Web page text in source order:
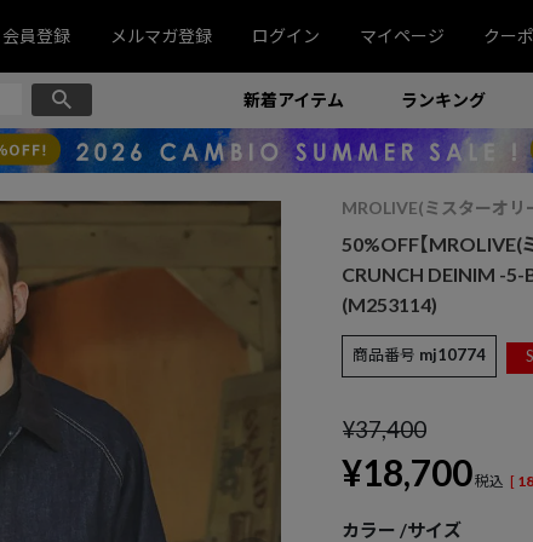
会員登録 メルマガ登録 ログイン マイページ クー
新着アイテム ランキング
MROLIVE(ミスターオリ
50%OFF【MROLIVE(
CRUNCH DEINIM -
(M253114)
商品番号 mj10774
¥37,400
¥18,700税込 [
カラー サイズ